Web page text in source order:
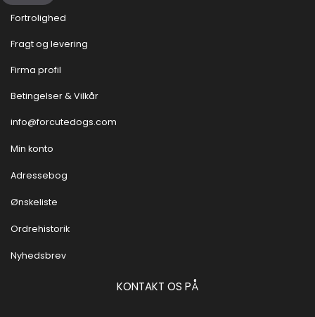
Fortrolighed
Fragt og levering
Firma profil
Betingelser & Vilkår
info@forcutedogs.com
Min konto
Adressebog
Ønskeliste
Ordrehistorik
Nyhedsbrev
KONTAKT OS PÅ